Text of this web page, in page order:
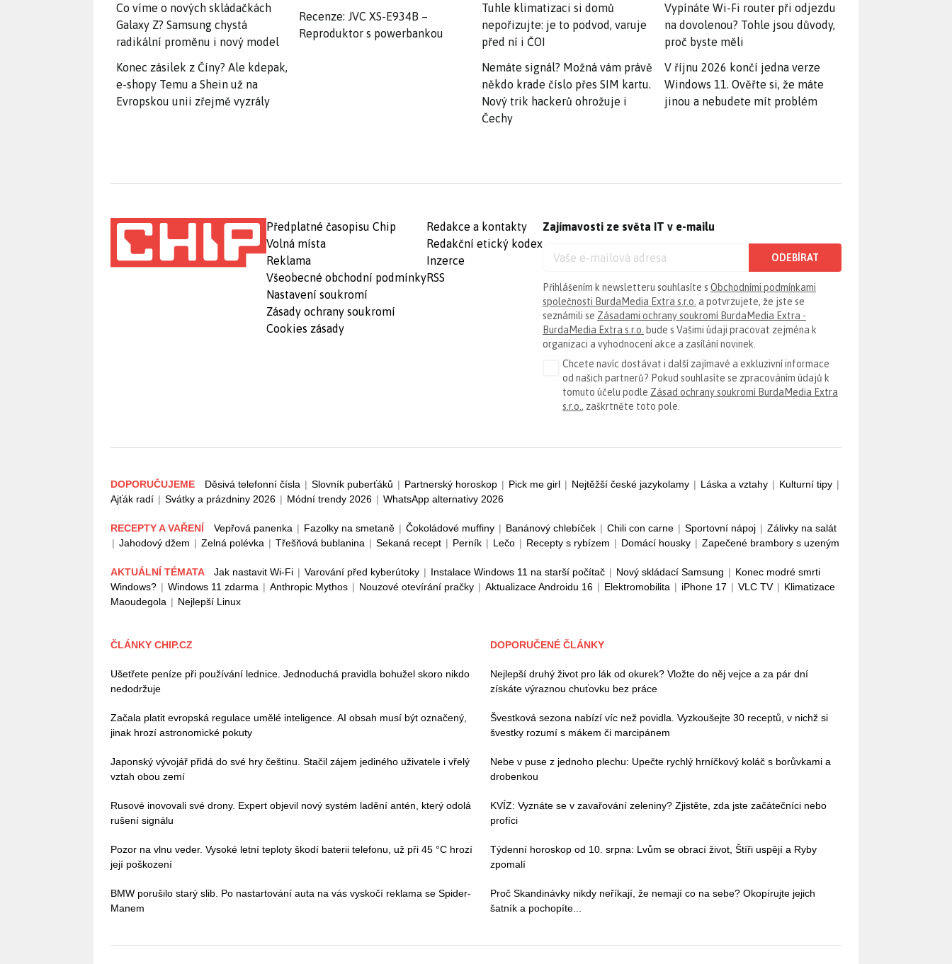
Co víme o nových skládačkách
Galaxy Z? Samsung chystá
radikální proměnu i nový model
Konec zásilek z Číny? Ale kdepak,
e-shopy Temu a Shein už na
Evropskou unii zřejmě vyzrály
Recenze: JVC XS-E934B –
Reproduktor s powerbankou
Tuhle klimatizaci si domů
nepořizujte: je to podvod, varuje
před ní i ČOI
Nemáte signál? Možná vám právě
někdo krade číslo přes SIM kartu.
Nový trik hackerů ohrožuje i
Čechy
Vypínáte Wi-Fi router při odjezdu
na dovolenou? Tohle jsou důvody,
proč byste měli
V říjnu 2026 končí jedna verze
Windows 11. Ověřte si, že máte
jinou a nebudete mít problém
Předplatné časopisu Chip
Volná místa
Reklama
Všeobecné obchodní podmínky
Nastavení soukromí
Zásady ochrany soukromí
Cookies zásady
Redakce a kontakty
Redakční etický kodex
Inzerce
RSS
Zajímavosti ze světa IT v e-mailu
ODEBÍRAT
Přihlášením k newsletteru souhlasíte s Obchodními podmínkami
společnosti BurdaMedia Extra s.r.o. a potvrzujete, že jste se
seznámili se Zásadami ochrany soukromí BurdaMedia Extra -
BurdaMedia Extra s.r.o. bude s Vašimi údaji pracovat zejména k
organizaci a vyhodnocení akce a zasílání novinek.
Chcete navíc dostávat i další zajímavé a exkluzivní informace
od našich partnerů? Pokud souhlasíte se zpracováním údajů k
tomuto účelu podle Zásad ochrany soukromí BurdaMedia Extra
s.r.o. , zaškrtněte toto pole.
DOPORUČUJEME Děsivá telefonní čísla | Slovník puberťáků | Partnerský horoskop | Pick me girl | Nejtěžší české jazykolamy | Láska a vztahy | Kulturní tipy |
Ajťák radí | Svátky a prázdniny 2026 | Módní trendy 2026 | WhatsApp alternativy 2026
RECEPTY A VAŘENÍ Vepřová panenka | Fazolky na smetaně | Čokoládové muffiny | Banánový chlebíček | Chili con carne | Sportovní nápoj | Zálivky na salát
| Jahodový džem | Zelná polévka | Třešňová bublanina | Sekaná recept | Perník | Lečo | Recepty s rybízem | Domácí housky | Zapečené brambory s uzeným
AKTUÁLNÍ TÉMATA Jak nastavit Wi-Fi | Varování před kyberútoky | Instalace Windows 11 na starší počítač | Nový skládací Samsung | Konec modré smrti
Windows? | Windows 11 zdarma | Anthropic Mythos | Nouzové otevírání pračky | Aktualizace Androidu 16 | Elektromobilita | iPhone 17 | VLC TV | Klimatizace
Maoudegola | Nejlepší Linux
ČLÁNKY CHIP.CZ
Ušetřete peníze při používání lednice. Jednoduchá pravidla bohužel skoro nikdo
nedodržuje
Začala platit evropská regulace umělé inteligence. AI obsah musí být označený,
jinak hrozí astronomické pokuty
Japonský vývojář přidá do své hry češtinu. Stačil zájem jediného uživatele i vřelý
vztah obou zemí
Rusové inovovali své drony. Expert objevil nový systém ladění antén, který odolá
rušení signálu
Pozor na vlnu veder. Vysoké letní teploty škodí baterii telefonu, už při 45 °C hrozí
její poškození
BMW porušilo starý slib. Po nastartování auta na vás vyskočí reklama se Spider-
Manem
DOPORUČENÉ ČLÁNKY
Nejlepší druhý život pro lák od okurek? Vložte do něj vejce a za pár dní
získáte výraznou chuťovku bez práce
Švestková sezona nabízí víc než povidla. Vyzkoušejte 30 receptů, v nichž si
švestky rozumí s mákem či marcipánem
Nebe v puse z jednoho plechu: Upečte rychlý hrníčkový koláč s borůvkami a
drobenkou
KVÍZ: Vyznáte se v zavařování zeleniny? Zjistěte, zda jste začátečníci nebo
profíci
Týdenní horoskop od 10. srpna: Lvům se obrací život, Štíři uspějí a Ryby
zpomalí
Proč Skandinávky nikdy neříkají, že nemají co na sebe? Okopírujte jejich
šatník a pochopíte...